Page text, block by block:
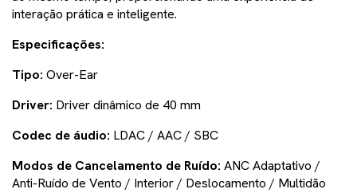
interação prática e inteligente.
Especificações:
Tipo: Over-Ear
Driver: Driver dinâmico de 40 mm
Codec de áudio: LDAC / AAC / SBC
Modos de Cancelamento de Ruído: ANC Adaptativo /
Anti-Ruído de Vento / Interior / Deslocamento / Multidão